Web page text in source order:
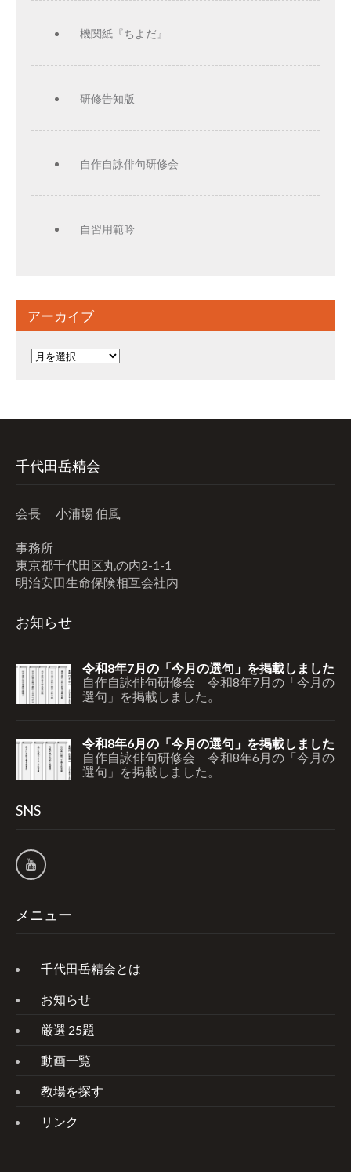
機関紙『ちよだ』
研修告知版
自作自詠俳句研修会
自習用範吟
アーカイブ
ア
ブ
千代田岳精会
会長 小浦場 伯風
事務所
東京都千代田区丸の内2-1-1
明治安田生命保険相互会社内
お知らせ
令和8年7月の「今月の選句」を掲載しました
自作自詠俳句研修会 令和8年7月の「今月の
選句」を掲載しました。
令和8年6月の「今月の選句」を掲載しました
自作自詠俳句研修会 令和8年6月の「今月の
選句」を掲載しました。
SNS
メニュー
千代田岳精会とは
お知らせ
厳選 25題
動画一覧
教場を探す
リンク